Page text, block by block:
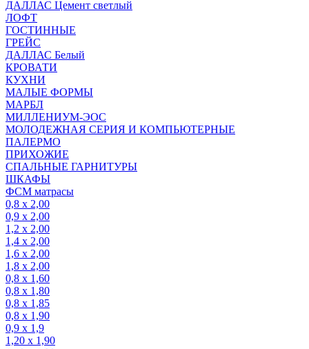
ДАЛЛАС Цемент светлый
ЛОФТ
ГОСТИННЫЕ
ГРЕЙС
ДАЛЛАС Белый
КРОВАТИ
КУХНИ
МАЛЫЕ ФОРМЫ
МАРБЛ
МИЛЛЕНИУМ-ЭОС
МОЛОДЕЖНАЯ СЕРИЯ И КОМПЬЮТЕРНЫЕ
ПАЛЕРМО
ПРИХОЖИЕ
СПАЛЬНЫЕ ГАРНИТУРЫ
ШКАФЫ
ФСМ матрасы
0,8 х 2,00
0,9 х 2,00
1,2 х 2,00
1,4 х 2,00
1,6 х 2,00
1,8 х 2,00
0,8 х 1,60
0,8 х 1,80
0,8 х 1,85
0,8 х 1,90
0,9 х 1,9
1,20 х 1,90